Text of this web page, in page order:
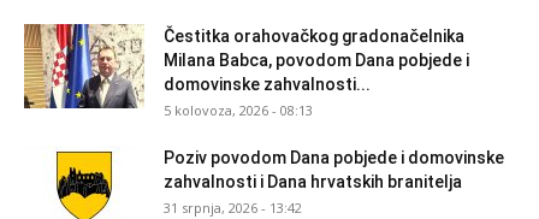
Čestitka orahovačkog gradonačelnika
Milana Babca, povodom Dana pobjede i
domovinske zahvalnosti...
5 kolovoza, 2026 - 08:13
Poziv povodom Dana pobjede i domovinske
zahvalnosti i Dana hrvatskih branitelja
31 srpnja, 2026 - 13:42